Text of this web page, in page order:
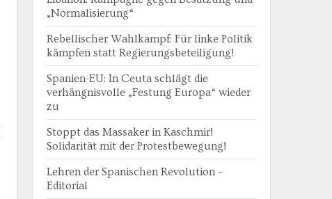
„Normalisierung“
Rebellischer Wahlkampf: Für linke Politik
kämpfen statt Regierungsbeteiligung!
Spanien-EU: In Ceuta schlägt die
verhängnisvolle „Festung Europa“ wieder
zu
Stoppt das Massaker in Kaschmir!
Solidarität mit der Protestbewegung!
Lehren der Spanischen Revolution –
Editorial